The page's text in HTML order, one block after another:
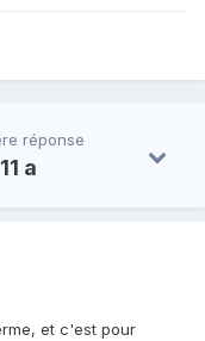
réponse
11 a
et c'est pour